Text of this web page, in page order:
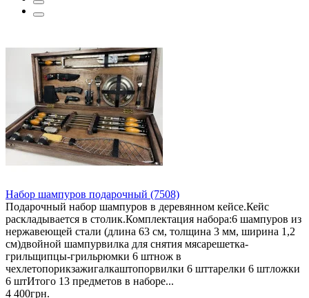
Набор шампуров подарочный (7508)
Подарочный набор шампуров в деревянном кейсе.Кейс
раскладывается в столик.Комплектация набора:6 шампуров из
нержавеющей стали (длина 63 см, толщина 3 мм, ширина 1,2
см)двойной шампурвилка для снятия мясарешетка-
грильщипцы-грильрюмки 6 штнож в
чехлетопорикзажигалкаштопорвилки 6 шттарелки 6 штложки
6 штИтого 13 предметов в наборе...
4 400грн.